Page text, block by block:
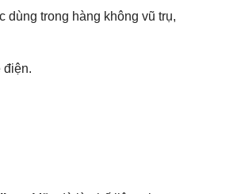
dùng trong hàng không vũ trụ,
điện.